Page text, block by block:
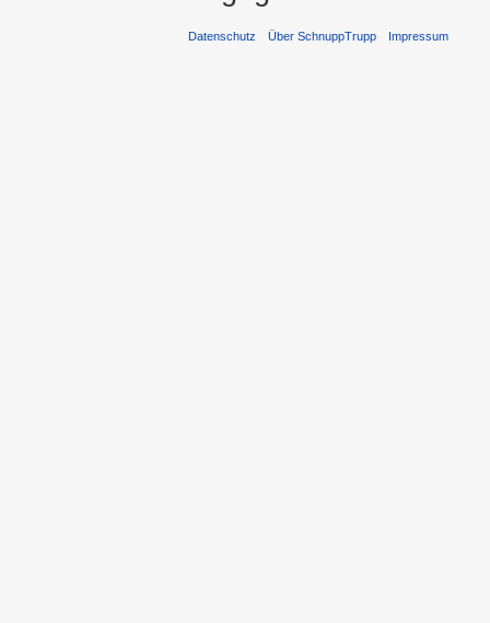
Datenschutz Über SchnuppTrupp Impressum